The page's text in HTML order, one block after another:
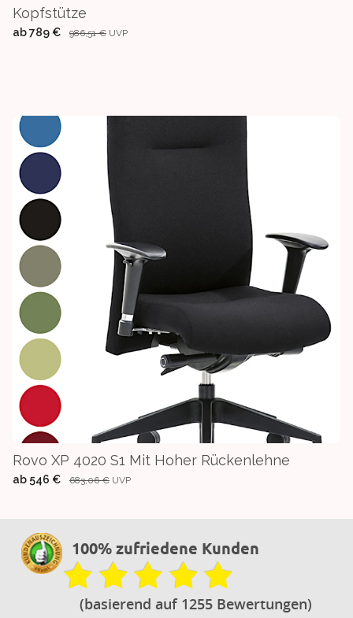
Kopfstütze
ab789 € 986,51 € UVP
Rovo XP 4020 S1 Mit Hoher Rückenlehne
ab 546 € 683,06 € UVP
100% zufriedene Kunden
(basierend auf 1255 Bewertungen)